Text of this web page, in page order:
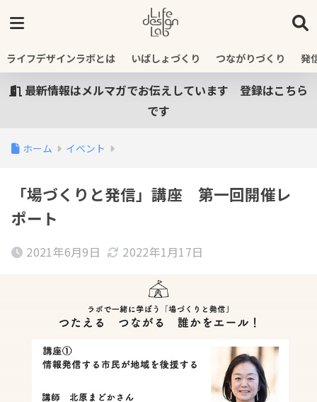
ライフデザインラボとは いばしょづくり つながりづくり 発
最新情報はメルマガでお伝えしています 登録はこちら
です
ホーム イベント
「場づくりと発信」講座 第一回開催レ
ポート
2021年6月9日 2022年1月17日